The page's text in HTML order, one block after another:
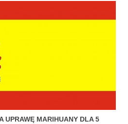
UPRAWĘ MARIHUANY DLA 5